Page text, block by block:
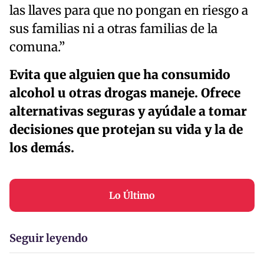
las llaves para que no pongan en riesgo a
sus familias ni a otras familias de la
comuna.”
Evita que alguien que ha consumido
alcohol u otras drogas maneje. Ofrece
alternativas seguras y ayúdale a tomar
decisiones que protejan su vida y la de
los demás.
Lo Último
Seguir leyendo